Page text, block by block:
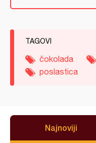
TAGOVI
čokolada
poslastica
Najnoviji